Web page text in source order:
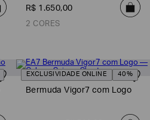
R$ 1 .650,00
2 CORES
EXCLUSIVIDADE ONLINE 40%
Bermuda Vigor7 com Logo